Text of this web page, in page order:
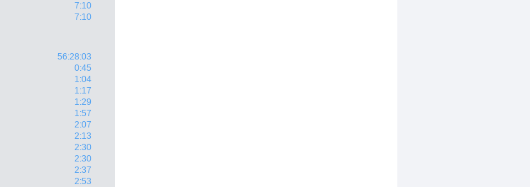
7:10
7:10
56:28:03
0:45
1:04
1:17
1:29
1:57
2:07
2:13
2:30
2:30
2:37
2:53